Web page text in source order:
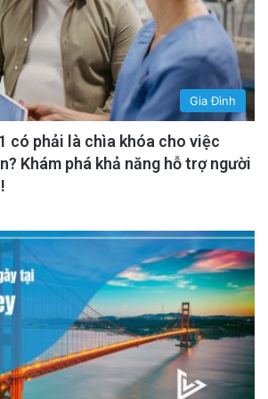
câu “tùy thuộc vào,” vì
là họ đang trao lại quyết
quản lý.
advertisement
Gia Đình
có phải là chìa khóa cho việc
Khám phá khả năng hỗ trợ người